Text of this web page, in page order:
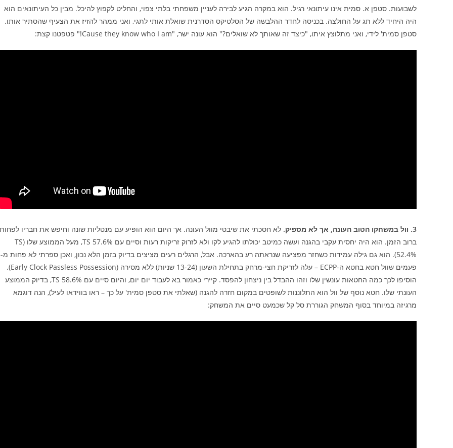
לשבועות. סטפן א. סמית אינו עיתונאי רגיל. הוא במקרה הגיע לבירה לעניין משפחתי בלתי צפוי, והחליט לקפוץ להיכל. מבין כל העיתונאים הוא
היה היחיד ללא תג על החולצה. בכניסה לחדר ההלבשה של הסלטיקס הסדרנית שואלת אותי לתגי, ואני ממהר להזיז את הצעיף שהסתיר אותו.
סטפן סמית' לידי, ואני מתלוצץ איתו, "כיצד זה שאותך לא שואלים?" הוא עונה ישר, "Cause they know who I am!" פטפטנו קצת:
3. וול במשחקו הטוב העונה, אך לא מספיק.
לא חסכתי את שיבטי מוול העונה. אך היום הוא הופיע עם מנטליות שונה וחיפש את חבריו לפחות
ברוב הזמן. הוא היה יחסית עקבי בהגנה ועשה כמיטב יכולתו להגיע לקו ולא לזרוק זריקות רעות וסיים עם 57.6% TS, מעל הממוצע שלו (TS
52.4%). הוא גם
פעמים שוול חטא בחטא ה-ECPP – עלה לזריקת חצי-מרחק בתחילת השעון (13-24 שניות) ללא מסירה (Early Clock Passless Possession).
הוסיפו לכך כמה החטאות עונשין שלו וזהו ההבדל בין ניצחון להפסד. קיירי כאמור בא לעבוד יום יום, והיום סיים עם 58.6% TS, בדיוק הממוצע
העונתי שלו. חטא נוסף של וול הוא התלוננות לשופטים במקום חזרה להגנה (שאלתי את סטפן סמית' על כך – ראו בווידאו לעיל), הנה דוגמא
מרגיזה במיוחד בסוף המשחק הגוררת סל קל שכמעט סיים את המשחק: